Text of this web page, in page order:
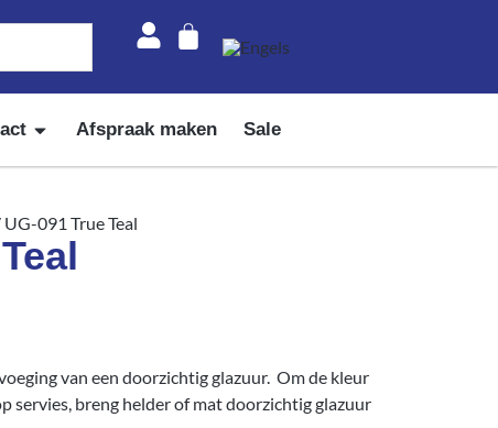
Afspraak maken Sale
UG-091 True Teal
van een doorzichtig glazuur. Om de kleur
servies, breng helder of mat doorzichtig glazuur